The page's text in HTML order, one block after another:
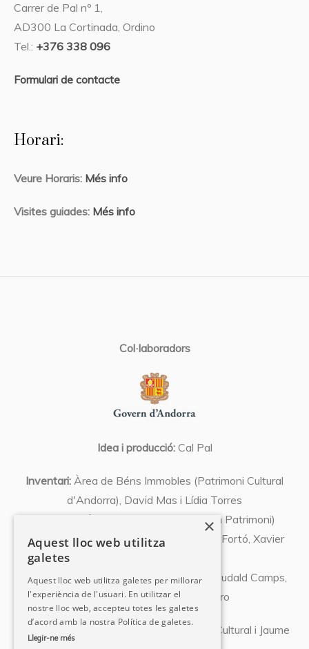
Carrer de Pal nº 1,
AD300 La Cortinada, Ordino
Tel.: +376 338 096
Formulari de contacte
Horari:
Veure Horaris: Més info
Visites guiades: Més info
Col·laboradors
Idea i producció:Cal Pal
Inventari: Àrea de Béns Immobles (Patrimoni Cultural
d'Andorra), David Mas i Lídia Torres
Coordinació:
Xavier Llovera (Expert en Patrimoni)
Textos:Olivier Codina, Josep Font, Abel Fortó, Xavier
Albert Pujal, Miquel Orovio, David Mas, Eudald Camps,
Pedro Azara, Natàlia Chocarro
Departament de Patrimoni Cultural i Jaume
×
Aquest lloc web utilitza
galetes
Aquest lloc web utilitza galetes per millorar
l'experiència de l'usuari. En utilitzar el
nostre lloc web, accepteu totes les galetes
d’acord amb la nostra Política de galetes.
Llegir-ne més